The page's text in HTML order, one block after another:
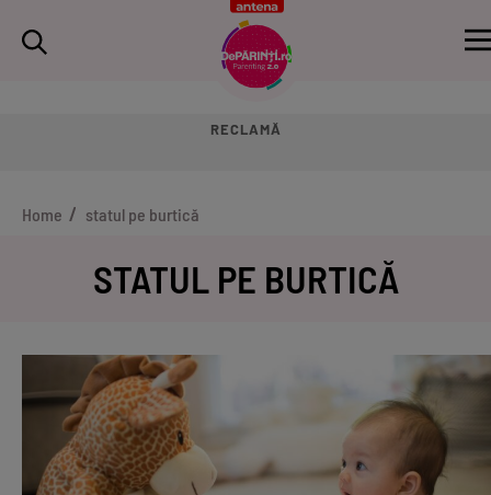
RECLAMĂ
Home statul pe burtică
STATUL PE BURTICĂ